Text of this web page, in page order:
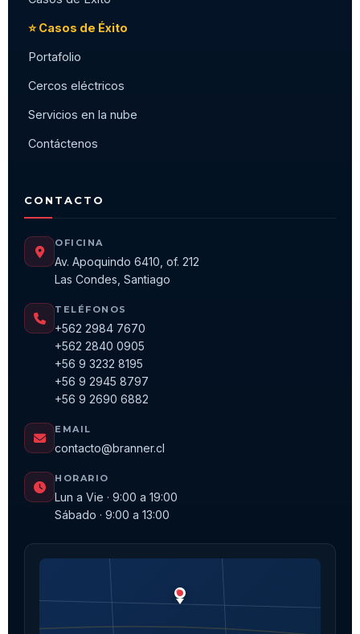
⭐ Casos de Éxito
Portafolio
Cercos eléctricos
Servicios en la nube
Contáctenos
CONTACTO
OFICINA
Av. Apoquindo 6410, of. 212
Las Condes, Santiago
TELÉFONOS
+562 2984 7670
+562 2840 0905
+56 9 3232 8195
+56 9 2945 8797
+56 9 2690 6882
EMAIL
contacto@branner.cl
HORARIO
Lun a Vie · 9:00 a 19:00
Sábado · 9:00 a 13:00